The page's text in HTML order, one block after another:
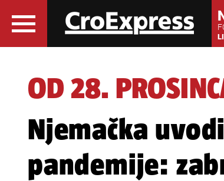
OD 28.
Njemačka
pandemije: